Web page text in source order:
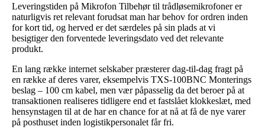
Leveringstiden på Mikrofon Tilbehør til trådløsemikrofoner er
naturligvis ret relevant forudsat man har behov for ordren inden
for kort tid, og herved er det særdeles på sin plads at vi
besigtiger den forventede leveringsdato ved det relevante
produkt.
En lang række internet selskaber præsterer dag-til-dag fragt på
en række af deres varer, eksempelvis TXS-100BNC Monterings
beslag – 100 cm kabel, men vær påpasselig da det beroer på at
transaktionen realiseres tidligere end et fastslået klokkeslæt, med
hensynstagen til at de har en chance for at nå at få de nye varer
på posthuset inden logistikpersonalet får fri.